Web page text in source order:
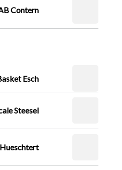
Contern
Esch
Steesel